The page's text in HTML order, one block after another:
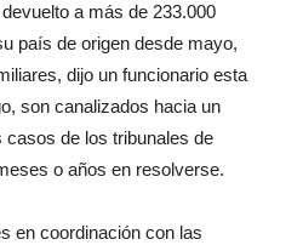
a más de 233.000
país de origen desde mayo,
dijo un funcionario esta
son canalizados hacia un
de los tribunales de
o años en resolverse.
en coordinación con las